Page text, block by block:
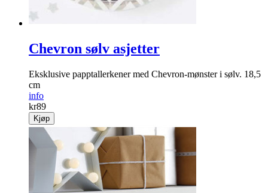
Chevron sølv asjetter
Eksklusive papptallerkener med Chevron-mønster i sølv. 18,5
cm
info
kr89
Kjøp